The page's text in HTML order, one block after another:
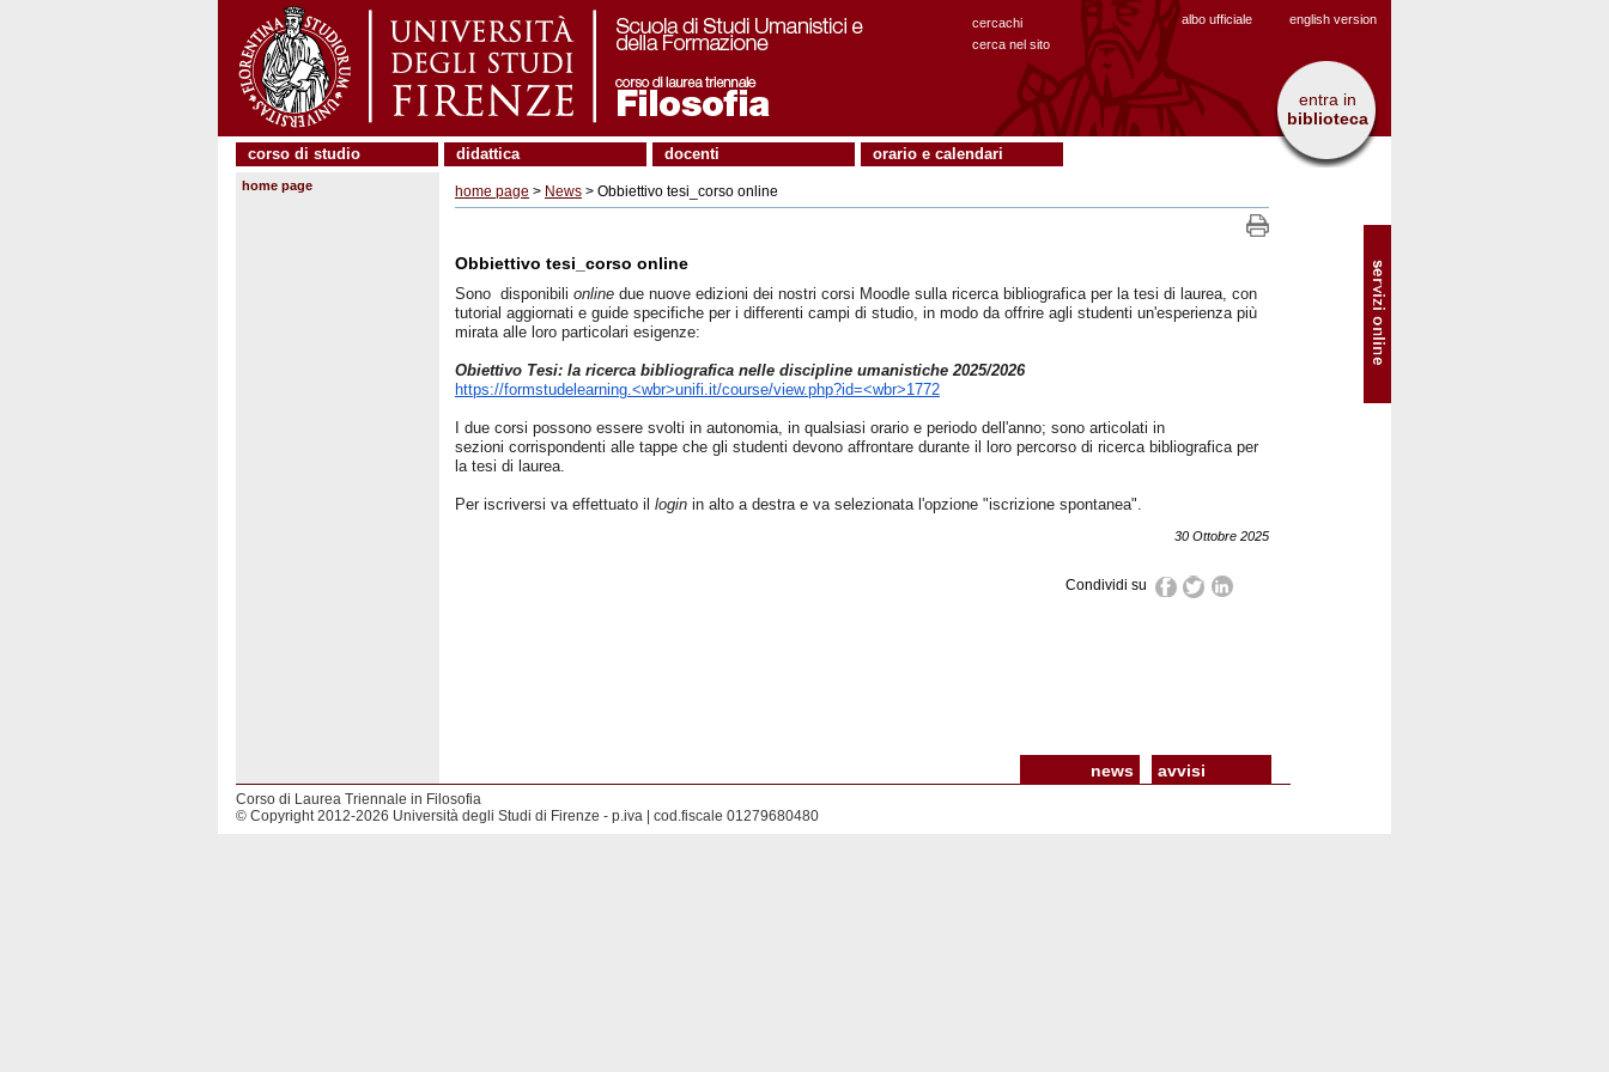
english version
entra in
biblioteca
albo ufficiale
cercachi
cerca nel sito
Servizi
online
corso di studio didattica docenti orario e calendari
home page home page > News > Obbiettivo tesi_corso online
Obbiettivo tesi_corso online
Sono disponibili online due nuove edizioni dei nostri corsi Moodle sul la ricerca bibliografica per la tesi di laurea, con
tutorial aggiornati e guide specifiche per i differenti campi di studio, in modo da offrire agli studenti un'esperienza più
mirataalle loro particolari esigenze:
Obiettivo Tesi: la ricerca bibliografica nelle discipline umanistiche 2025/2026
https://formstudelearning.<wbr>unifi.it/course/view.php?id=<wbr>1772
I due corsi possono essere svolti in autonomia, in qualsiasi orario e periodo dell'anno; sono articolati in
sezioni corrispondenti alle tappe che gli studenti devono affrontare durante il loro percorso di ricerca bibliografica per
la tesi di laurea.
Per iscriversi va effettuato il login in alto a destra e va selezionata l'opzione "iscrizione spontanea".
30 Ottobre 2025
Condividi su
news avvisi
Corso di Laurea Triennale in Filosofia
© Copyright 2012-2026 Università degli Studi di Firenze - p.iva | cod.fiscale 01279680480